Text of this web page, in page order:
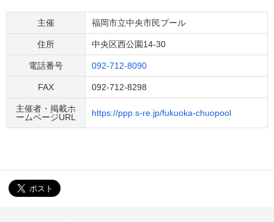
主催 福岡市立中央市民プール
住所 中央区西公園14-30
電話番号 092-712-8090
FAX 092-712-8298
主催者・掲載ホ
ームページURL
https://ppp.s-re.jp/fukuoka-chuopool